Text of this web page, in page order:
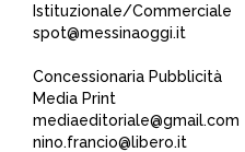
Istituzionale/Commerciale
spot@messinaoggi.it
Concessionaria Pubblicità
Media Print
mediaeditoriale@gmail.com
nino.francio@libero.it